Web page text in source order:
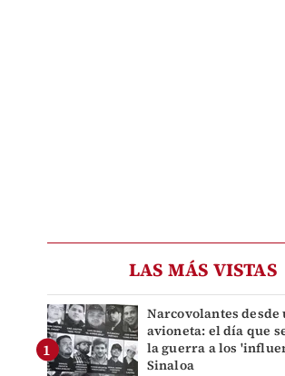
LAS MÁS VISTAS
Narcovolantes desde
avioneta: el día que
la guerra a los
Sinaloa